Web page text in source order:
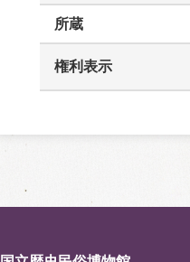
所蔵
権利表示